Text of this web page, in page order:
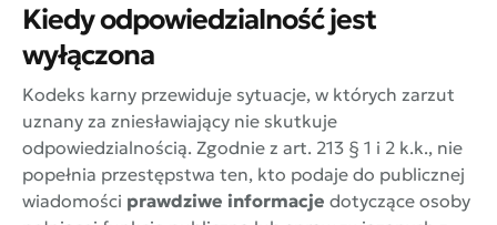
Kiedy odpowiedzialność jest
wyłączona
Kodeks karny przewiduje sytuacje, w których zarzut
uznany za zniesławiający nie skutkuje
odpowiedzialnością. Zgodnie z art. 213 § 1 i 2 k.k., nie
popełnia przestępstwa ten, kto podaje do publicznej
wiadomości prawdziwe informacje dotyczące osoby